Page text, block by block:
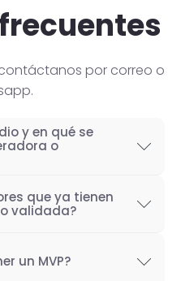
por correo o
y en qué se
o
organización capaz
manera iterativa,
se les conoce
que ya tienen
validada?
proceso iterativo
un MVP?